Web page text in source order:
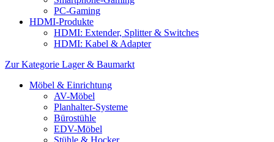
PC-Gaming
HDMI-Produkte
HDMI: Extender, Splitter & Switches
HDMI: Kabel & Adapter
Zur Kategorie Lager & Baumarkt
Möbel & Einrichtung
AV-Möbel
Planhalter-Systeme
Bürostühle
EDV-Möbel
Stühle & Hocker